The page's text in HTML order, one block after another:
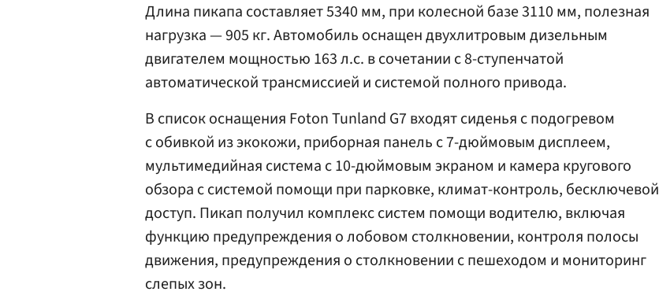
Длина пикапа составляет 5340 мм, при колесной базе 3110 мм, полезная
нагрузка — 905 кг. Автомобиль оснащен двухлитровым дизельным
двигателем мощностью 163 л.с. в сочетании с 8-ступенчатой
автоматической трансмиссией и системой полного привода.
В список оснащения Foton Tunland G7 входят сиденья с подогревом
с обивкой из экокожи, приборная панель с 7-дюймовым дисплеем,
мультимедийная система с 10-дюймовым экраном и камера кругового
обзора с системой помощи при парковке, климат-контроль, бесключевой
доступ. Пикап получил комплекс систем помощи водителю, включая
функцию предупреждения о лобовом столкновении, контроля полосы
движения, предупреждения о столкновении с пешеходом и мониторинг
слепых зон.